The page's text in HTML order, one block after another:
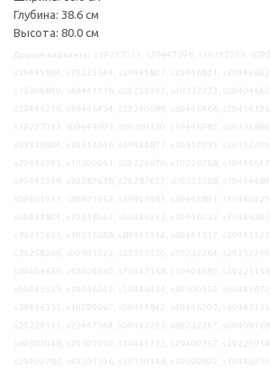
Глубина: 38.6 см
Высота: 80.0 см